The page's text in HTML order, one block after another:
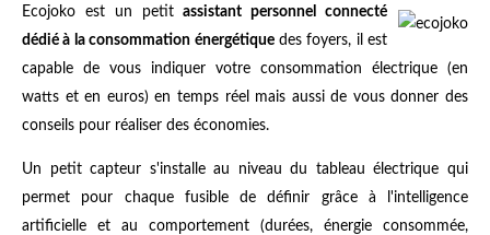
Ecojoko est un petitassistant personnel connecté
dédié à la consommation énergétiquedes foyers, il est
capable de vous indiquer votre consommation électrique (en
watts et en euros) en temps réel mais aussi de vous donner des
conseils pour réaliser des économies.
Un petit capteur s'installe au niveau du tableau électrique qui
permet pour chaque fusible de définir grâce à l'intelligence
artificielle et au comportement (durées, énergie consommée,